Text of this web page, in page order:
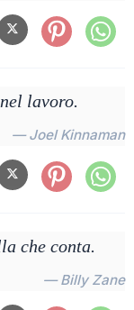
lavoro.
— Joel Kinnaman
che conta.
— Billy Zane